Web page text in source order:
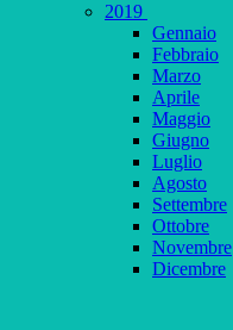
2019
Gennaio
Febbraio
Marzo
Aprile
Maggio
Giugno
Luglio
Agosto
Settembre
Ottobre
Novembre
Dicembre